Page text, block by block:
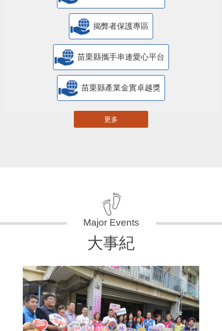
揭弊者保護專區
苗栗縣攜手串連愛心平台
苗栗縣產業金實卓越獎
更多
大事紀